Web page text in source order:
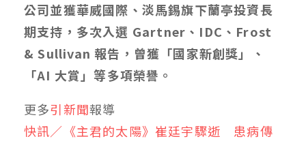
公司並獲華威國際、淡馬錫旗下蘭亭投資長
期支持，多次入選 Gartner、IDC、Frost
& Sullivan 報告，曾獲「國家新創獎」、
「AI 大賞」等多項榮譽。
更多引新聞報導
快訊／《主君的太陽》崔廷宇驟逝 患病傳